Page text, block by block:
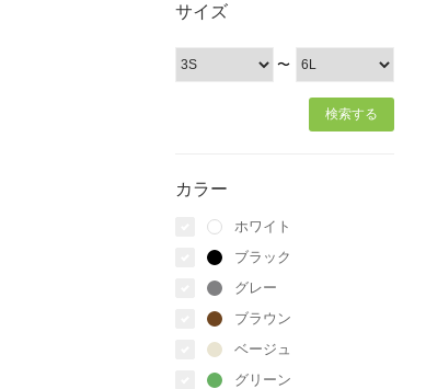
サイズ
〜
カラー
ホワイト
ブラック
グレー
ブラウン
ベージュ
グリーン